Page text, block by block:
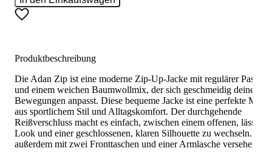
Produktbeschreibung
Die Adan Zip ist eine moderne Zip-Up-Jacke mit regulärer
und einem weichen Baumwollmix, der sich geschmeidig deinen
Bewegungen anpasst. Diese bequeme Jacke ist eine perfekte
aus sportlichem Stil und Alltagskomfort. Der durchgehende
Reißverschluss macht es einfach, zwischen einem offenen, lässigen
Look und einer geschlossenen, klaren Silhouette zu wechseln. Sie
außerdem mit zwei Fronttaschen und einer Armlasche versehen.